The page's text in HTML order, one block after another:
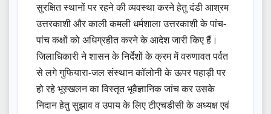
सुरक्षित स्थानों पर रहने की व्यवस्था करने हेतु दंडी आश्रम
उत्तरकाशी और काली कमली धर्मशाला उत्तरकाशी के पांच-
पांच कक्षों को अधिग्रहीत करने के आदेश जारी किए हैं।
जिलाधिकारी ने शासन के निर्देशों के क्रम में वरुणावत पर्वत
से लगे गुफियारा-जल संस्थान कॉलोनी के ऊपर पहाड़ी पर
हो रहे भूस्खलन का विस्तृत भूवैज्ञानिक जांच कर उसके
निदान हेतु सुझाव व उपाय के लिए टीएचडीसी के अध्यक्ष एवं